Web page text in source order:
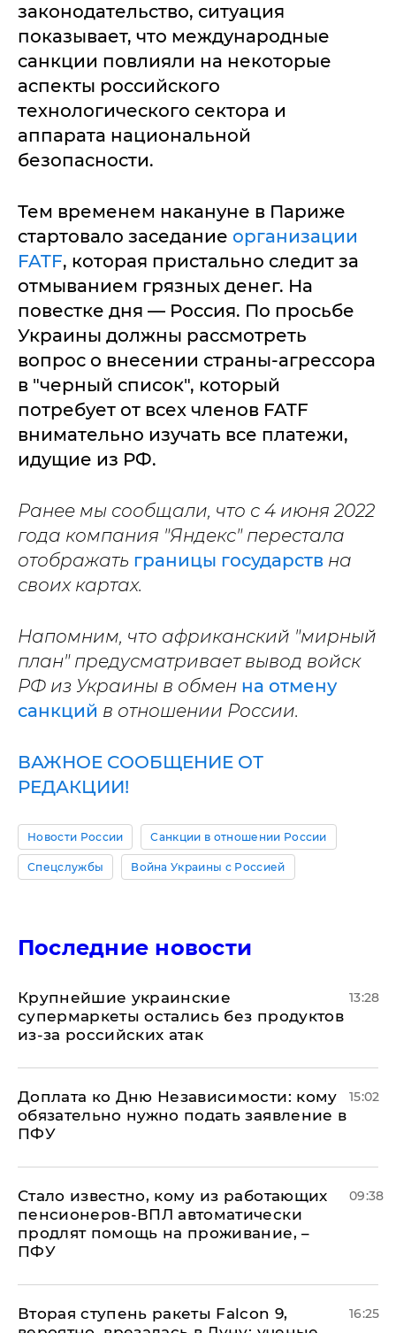
законодательство, ситуация
показывает, что международные
санкции повлияли на некоторые
аспекты российского
технологического сектора и
аппарата национальной
безопасности.
Тем временем накануне в Париже
стартовало заседание организации
FATF, которая пристально следит за
отмыванием грязных денег. На
повестке дня — Россия. По просьбе
Украины должны рассмотреть
вопрос о внесении страны-агрессора
в "черный список", который
потребует от всех членов FATF
внимательно изучать все платежи,
идущие из РФ.
Ранее мы сообщали, что с 4 июня 2022
года компания "Яндекс" перестала
отображать границы государств на
своих картах.
Напомним, что африканский "мирный
план" предусматривает вывод войск
РФ из Украины в обмен на отмену
санкций в отношении России.
ВАЖНОЕ СООБЩЕНИЕ ОТ
РЕДАКЦИИ!
Новости России Санкции в отношении России
Спецслужбы Война Украины с Россией
Последние новости
Крупнейшие украинские
супермаркеты остались без продуктов
из-за российских атак
13:28
Доплата ко Дню Независимости: кому
обязательно нужно подать заявление в
ПФУ
15:02
Стало известно, кому из работающих
пенсионеров-ВПЛ автоматически
продлят помощь на проживание, –
ПФУ
09:38
Вторая ступень ракеты Falcon 9,
16:25